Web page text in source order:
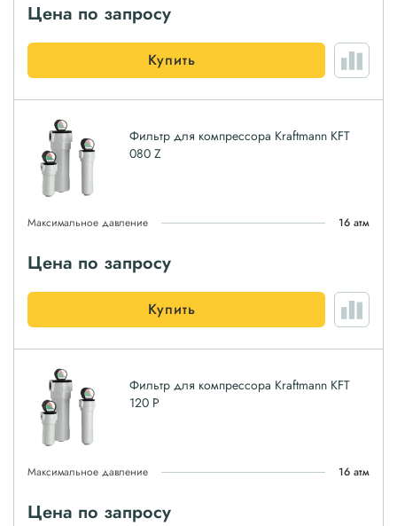
Цена по запросу
Купить
Фильтр для компрессора Kraftmann KFT
080 Z
Максимальное давление 16 атм
Цена по запросу
Купить
Фильтр для компрессора Kraftmann KFT
120 P
Максимальное давление 16 атм
Цена по запросу